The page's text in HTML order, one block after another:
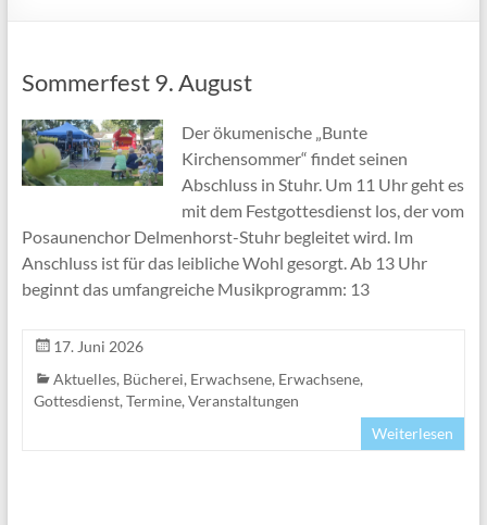
Sommerfest 9. August
Der ökumenische „Bunte
Kirchensommer“ findet seinen
Abschluss in Stuhr. Um 11 Uhr geht es
mit dem Festgottesdienst los, der vom
Posaunenchor Delmenhorst-Stuhr begleitet wird. Im
Anschluss ist für das leibliche Wohl gesorgt. Ab 13 Uhr
beginnt das umfangreiche Musikprogramm: 13
17. Juni 2026
Aktuelles, Bücherei, Erwachsene, Erwachsene,
Gottesdienst, Termine, Veranstaltungen
Weiterlesen